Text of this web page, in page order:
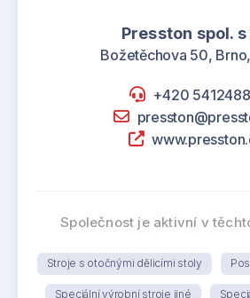
Presston spol. s
Božetěchova 50,
+420
Společnost je aktivní v
Stroje s otočnými dělicími stoly
Speciální výrobní stroje jiné